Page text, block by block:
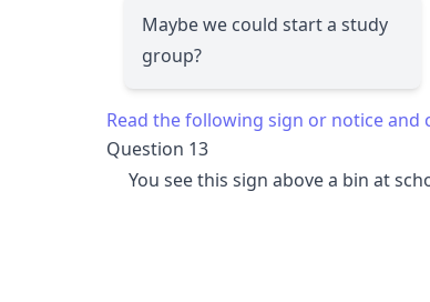
Maybe we could start a study
group?
Read the following sign or notice
Question 13
You see this sign above a bin at